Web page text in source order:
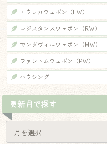
エウレカウェポン（EW）
レジスタンスウェポン（RW）
マンダヴィルウェポン（MW）
ファントムウェポン（PW）
ハウジング
更新月で探す